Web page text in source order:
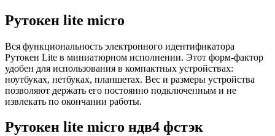
Рутокен lite micro
Вся функциональность электронного идентификатора
Рутокен Lite в миниатюрном исполнении. Этот форм-фактор
удобен для использования в компактных устройствах:
ноутбуках, нетбуках, планшетах. Вес и размеры устройства
позволяют держать его постоянно подключенным и не
извлекать по окончании работы.
Рутокен lite micro ндв4 фстэк